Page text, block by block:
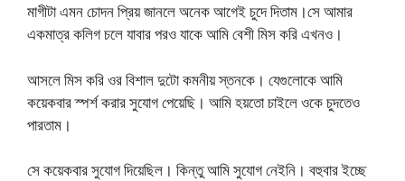
মাগীটা এমন চোদন প্রিয় জানলে অনেক আগেই চুদে দিতাম।সে আমার
একমাত্র কলিগ চলে যাবার পরও যাকে আমি বেশী মিস করি এখনও।
আসলে মিস করি ওর বিশাল দুটো কমনীয় স্তনকে। যেগুলোকে আমি
কয়েকবার স্পর্শ করার সুযোগ পেয়েছি। আমি হয়তো চাইলে ওকে চুদতেও
পারতাম।
সে কয়েকবার সুযোগ দিয়েছিল। কিন্তু আমি সুযোগ নেইনি। বহুবার ইচ্ছে